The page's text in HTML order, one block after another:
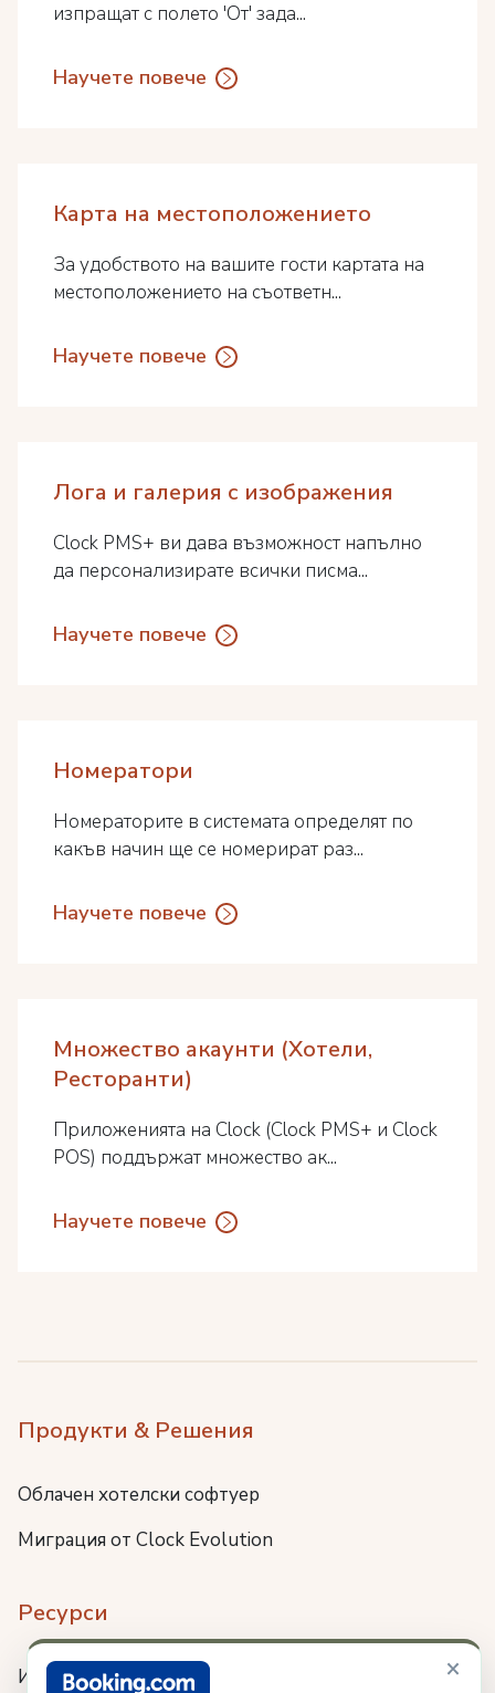
×
изпращат с полето 'От' зада...
Научете повече
Карта на местоположението
За удобството на вашите гости картата на
местоположението на съответн...
Научете повече
Лога и галерия с изображения
Clock PMS+ ви дава възможност напълно
да персонализирате всички писма...
Научете повече
Номератори
Номераторите в системата определят по
какъв начин ще се номерират раз...
Научете повече
Множество акаунти (Хотели,
Ресторанти)
Приложенията на Clock (Clock PMS+ и Clock
POS) поддържат множество ак...
Научете повече
Продукти & Решения
Облачен хотелски софтуер
Миграция от Clock Evolution
Ресурси
Интеграции